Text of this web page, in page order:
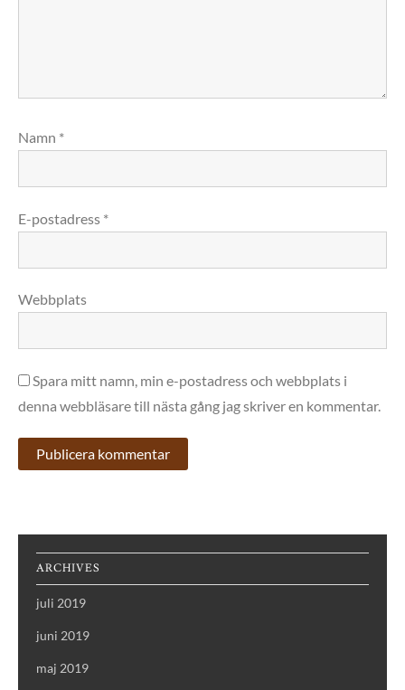
Namn *
E-postadress *
Webbplats
Spara mitt namn, min e-postadress och webbplats i
denna webbläsare till nästa gång jag skriver en kommentar.
ARCHIVES
juli 2019
juni 2019
maj 2019